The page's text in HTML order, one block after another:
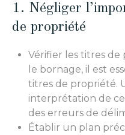
1. Négliger
de propriété
Vérifier les titres de
le bornage, il est
titres de propriété.
interprétation de
des erreurs de
Établir un plan